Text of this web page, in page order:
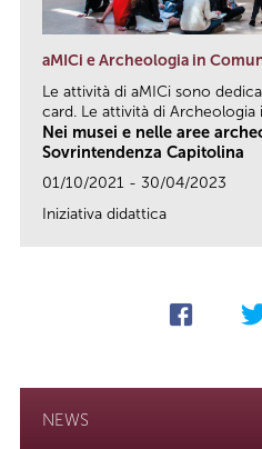
aMICi e Archeologia in
Le attività di aMICi sono
card. Le attività di Archeologia
Nei musei e nelle aree
Sovrintendenza Capitolina
01/10/2021 - 30/04/2023
Iniziativa didattica
NEWS